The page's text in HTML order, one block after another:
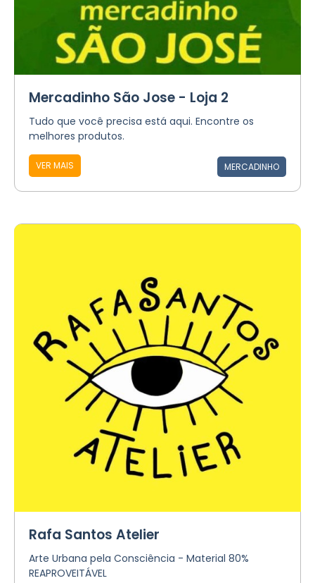
Mercadinho São Jose - Loja 2
Tudo que você precisa está aqui. Encontre os
melhores produtos.
VER MAIS MERCADINHO
Rafa Santos Atelier
Arte Urbana pela Consciência - Material 80%
REAPROVEITÁVEL